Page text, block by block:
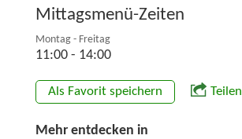
Mittagsmenü-Zeiten
Montag - Freitag
11:00 - 14:00
Als Favorit speichern Teilen
Mehr entdecken in